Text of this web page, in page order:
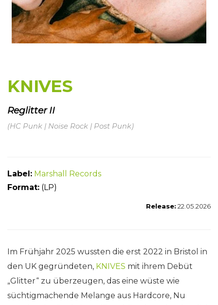
KNIVES
Reglitter II
(HC Punk | Noise Rock | Post Punk)
Label: Marshall Records
Format: (LP)
Release: 22.05.2026
Im Frühjahr 2025 wussten die erst 2022 in Bristol in
den UK gegründeten, KNIVES mit ihrem Debüt
„Glitter“ zu überzeugen, das eine wüste wie
süchtigmachende Melange aus Hardcore, Nu